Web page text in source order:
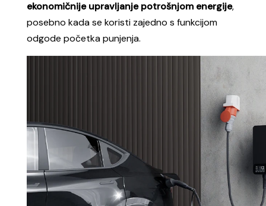
Jednostavna instalacija na sve trofazne instalacije.
Samo spojite crveni CEE industrijski utikač u
kompaktibilnu utičnicu od 11kW – bez potrebe da
skidate utičnicu sa svog zida. Ogromna fleksibilnost,
a zahvaljujući mogućnosti prilagodbe broja ampera.
*Provjerite jel vaša CEE utičnica radi na 11kW (16
ampera) ili 22kW (32A). Wallbox je moguće koristiti i
na utičnici od 22kW, ali je potreban adapter kako ne
bi došlo do kvara na punionici, koji će reduktirati broj
ampera na izlazu. Ako imate kućnu trofaznu utičnicu,